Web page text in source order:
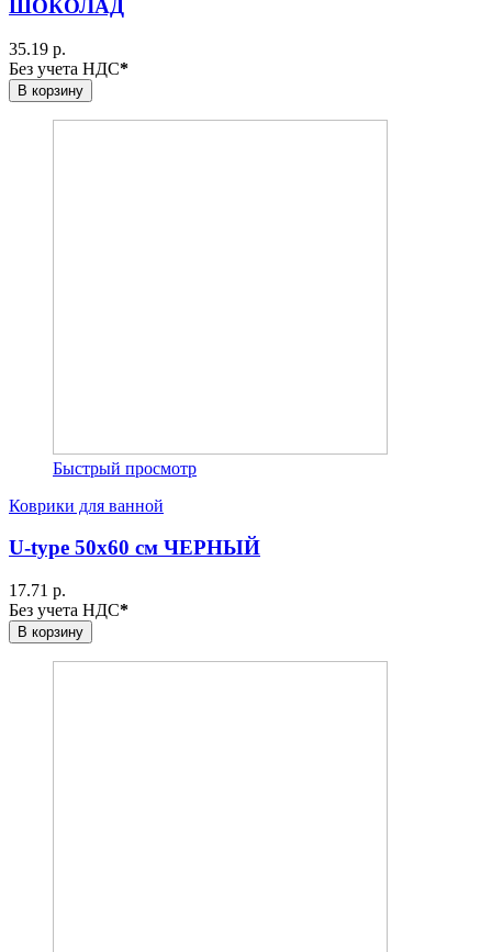
ШОКОЛАД
35.19 р.
Без учета НДС*
В корзину
Быстрый просмотр
Коврики для ванной
U-type 50х60 см ЧЕРНЫЙ
17.71 р.
Без учета НДС*
В корзину